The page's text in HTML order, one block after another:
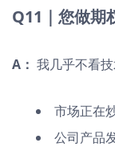
Q11｜您做期
A： 我几乎不看
市场正在
公司产品